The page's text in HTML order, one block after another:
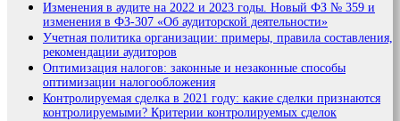
Изменения в аудите на 2022 и 2023 годы. Новый ФЗ № 359 и
изменения в ФЗ-307 «Об аудиторской деятельности»
Учетная политика организации: примеры, правила составления,
рекомендации аудиторов
Оптимизация налогов: законные и незаконные способы
оптимизации налогообложения
Контролируемая сделка в 2021 году: какие сделки признаются
контролируемыми? Критерии контролируемых сделок